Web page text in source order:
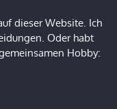
dieser Website. Ich
Oder habt
Hobby: